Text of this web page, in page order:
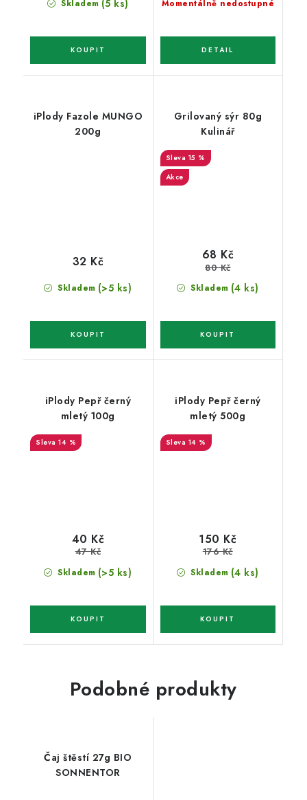
Skladem (5 ks) Momentálně nedostupné
iPlody Fazole MUNGO
200g
Skladem (>5 ks)
32 Kč
Grilovaný sýr 80g
Kulinář
15 %
Akce
Skladem (4 ks)
68 Kč
80 Kč
iPlody Pepř černý
mletý 100g
14 %
Skladem (>5 ks)
40 Kč
47 Kč
iPlody Pepř černý
mletý 500g
14 %
Skladem (4 ks)
150 Kč
176 Kč
Podobné produkty
Čaj štěstí 27g BIO
SONNENTOR